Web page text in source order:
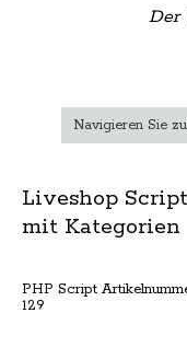
Der
Liveshop Script
mit Kategorien
PHP Script
129